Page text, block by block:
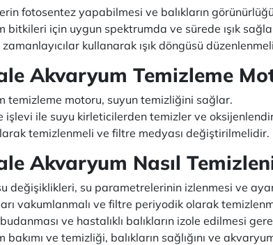
fotosentez yapabilmesi ve balıkların
bitkileri için uygun spektrumda ve sürede ışık
kullanarak ışık döngüsü
Akvaryum Temizleme
temizleme motoru, suyun temizliğini sağlar.
işlevi ile suyu kirleticilerden temizler ve
temizlenmeli ve filtre medyası değiştirilmelidir.
Akvaryum Nasıl
değişiklikleri, su parametrelerinin izlenmesi ve
vakumlanmalı ve filtre periyodik olarak
ve hastalıklı balıkların izole edilmesi
bakımı ve temizliği, balıkların sağlığını ve